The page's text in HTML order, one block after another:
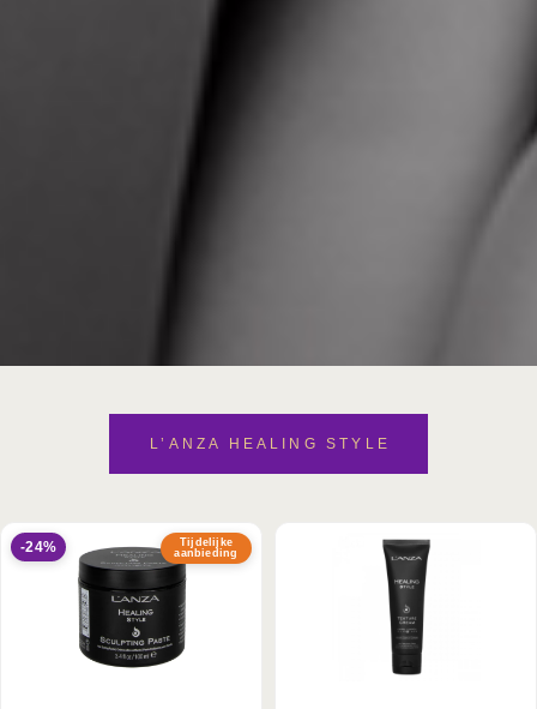
L’ANZA HEALING STYLE
Tijdelijke
aanbieding
-24%